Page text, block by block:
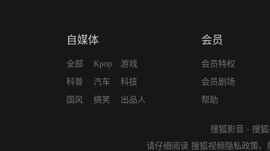
自媒体
全部
科普
国风
Kpop
汽车
搞笑
游戏
科技
出品人
会员
会员特权
会员剧场
帮助
搜狐影音 - 搜
请仔细阅读 搜狐视频隐私政策、